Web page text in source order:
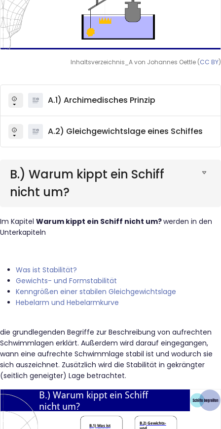
Inhaltsverzeichnis_A von Johannes Oettle (CC BY)
A.1) Archimedisches Prinzip
A.2) Gleichgewichtslage eines Schiffes
B.) Warum kippt ein Schiff
nicht um?
Im Kapitel Warum kippt ein Schiff nicht um?werden in den
Unterkapiteln
Was ist Stabilität?
Gewichts- und Formstabilität
Kenngrößen einer stabilen Gleichgewichtslage
Hebelarm und Hebelarmkurve
die grundlegenden Begriffe zur Beschreibung von aufrechten
Schwimmlagen erklärt. Außerdem wird darauf eingegangen,
wann eine aufrechte Schwimmlage stabil ist und wodurch sie
sich auszeichnet. Zusätzlich wird die Stabilität in gekrängter
(seitlich geneigter) Lage betrachtet.